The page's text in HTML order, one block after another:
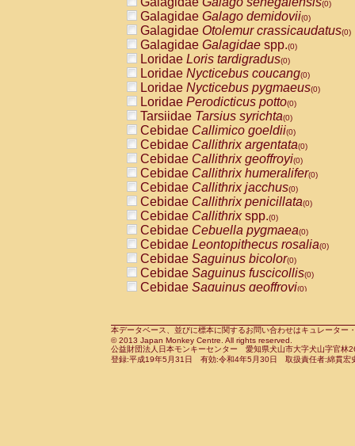
(0)
AtelidaeAteles geoffroyi(0)
AtelidaeAteles paniscus(0)
AtelidaeAtelesspp.(0)
Atelidae Lagothrix lagothricha
AtelidaeLagothrix lagothricha cana
PitheciidaeCacajao calvus
PitheciidaeCallicebus cupreus
PitheciidaeCallicebus donacophilus
PitheciidaeCallicebus moloch
PitheciidaeCallicebus torquatus
PitheciidaeCallicebusspp.(0)
PitheciidaeChiropotes satanas(0)
PitheciidaePithecia monachus
PitheciidaePithecia pithecia(0)
CercopithecidaeCercocebus agilis
CercopithecidaeCercocebus
CercopithecidaeCercocebus
CercopithecidaeCercocebus
CercopithecidaeCercocebus
CercopithecidaeCercocebushybrid
CercopithecidaePapio anubis(0)
CercopithecidaePapio cynocephalus
CercopithecidaePapio hamadryas(0)
(0)
Galagidae Galago demidovii(0)
Galagidae Otolemur crassicaudatus(0)
Galagidae Galagidae spp.(0)
Loridae Loris tardigradus(0)
Loridae Nycticebus coucang(0)
Loridae Nycticebus pygmaeus(0)
Loridae Perodicticus potto(0)
Tarsiidae Tarsius syrichta(0)
Cebidae Callimico goeldii(0)
Cebidae Callithrix argentata(0)
Cebidae Callithrix geoffroyi(0)
Cebidae Callithrix humeralifer(0)
Cebidae Callithrix jacchus(0)
Cebidae Callithrix penicillata(0)
Cebidae Callithrixspp.(0)
Cebidae Cebuella pygmaea(0)
Cebidae Leontopithecus rosalia(0)
Cebidae Saguinus bicolor(0)
Cebidae Saguinus fuscicollis(0)
Cebidae Saguinus geoffroyi(0)
CebidaeSaguinus leucopus(0)
CebidaeSaguinus midas(0)
Cebidae Saguinus mystax(0)
本データベース、並びに標本に関するお問い合わせはキュレータ
© 2013 Japan Monkey Centre. All rights reserved.
公益財団法人日本モンキーセンター 愛知県犬山市大字犬山字官
登録:平成19年5月31日 有効:令和4年5月30日 取扱責任者:綿貫宏